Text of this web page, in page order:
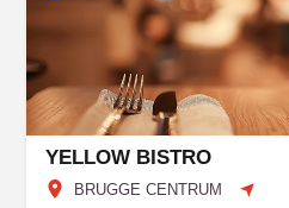
YELLOW BISTRO
BRUGGE CENTRUM